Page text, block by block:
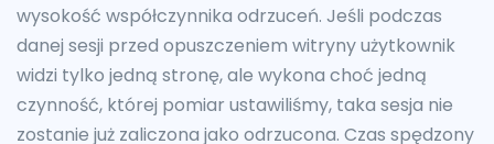
wysokość współczynnika odrzuceń. Jeśli podczas
danej sesji przed opuszczeniem witryny użytkownik
widzi tylko jedną stronę, ale wykona choć jedną
czynność, której pomiar ustawiliśmy, taka sesja nie
zostanie już zaliczona jako odrzucona. Czas spędzony